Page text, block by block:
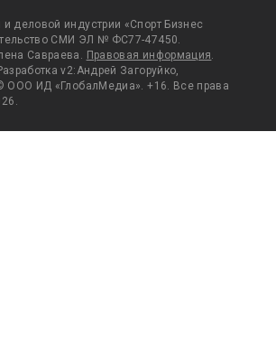
и деловой индустрии «Спорт Бизнес
СМИ ЭЛ № ФС77-47450.
Савраева. Правовая информация.
v2:Андрей Загоруйко,
ООО ИД «ГлобалМедиа». +16. Все права